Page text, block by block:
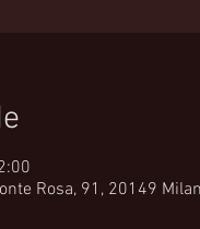
Rosa, 91, 20149